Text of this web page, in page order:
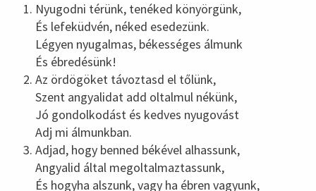
Nyugodni térünk, tenéked könyörgünk,
És lefeküdvén, néked esedezünk.
Légyen nyugalmas, békességes álmunk
És ébredésünk!
Az ördögöket távoztasd el tőlünk,
Szent angyalidat add oltalmul nékünk,
Jó gondolkodást és kedves nyugovást
Adj mi álmunkban.
Adjad, hogy benned békével alhassunk,
Angyalid által megoltalmaztassunk,
És hogyha alszunk, vagy ha ébren vagyunk,